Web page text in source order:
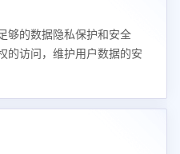
够的数据隐私保护和安全
的访问，维护用户数据的安